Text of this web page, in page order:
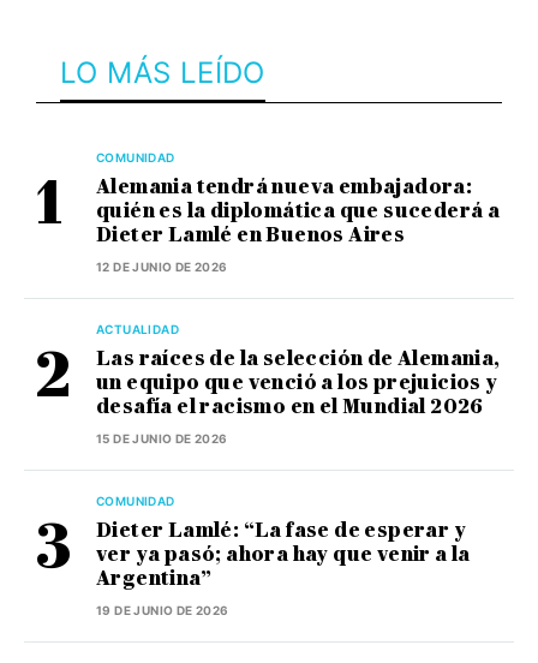
LO MÁS LEÍDO
COMUNIDAD
Alemania tendrá nueva embajadora:
quién es la diplomática que sucederá a
Dieter Lamlé en Buenos Aires
12 DE JUNIO DE 2026
ACTUALIDAD
Las raíces de la selección de Alemania,
un equipo que venció a los prejuicios y
desafía el racismo en el Mundial 2026
15 DE JUNIO DE 2026
COMUNIDAD
Dieter Lamlé: “La fase de esperar y
ver ya pasó; ahora hay que venir a la
Argentina”
19 DE JUNIO DE 2026